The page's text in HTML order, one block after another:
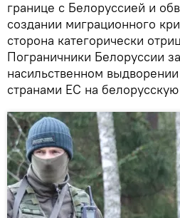
границе с Белоруссией и
создании миграционного
сторона категорически
Пограничники Белоруссии
насильственном
странами ЕС на